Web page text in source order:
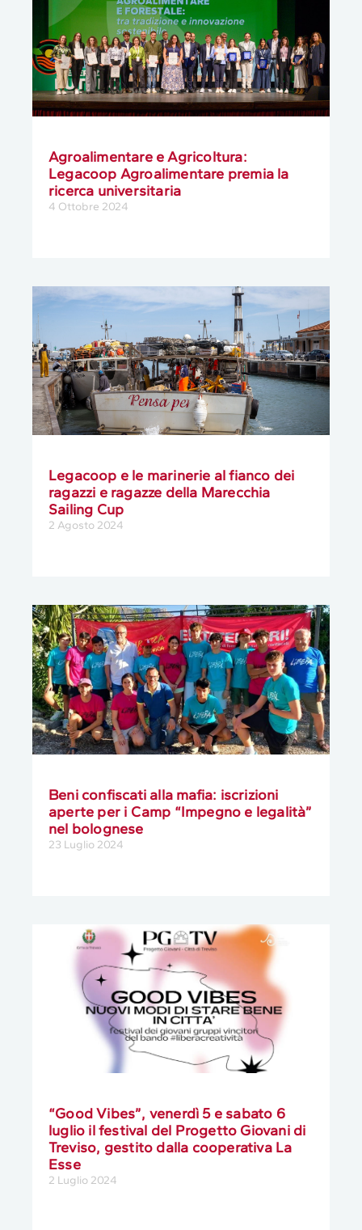
Agroalimentare e Agricoltura:
Legacoop Agroalimentare premia la
ricerca universitaria
4 Ottobre 2024
Legacoop e le marinerie al fianco dei
ragazzi e ragazze della Marecchia
Sailing Cup
2 Agosto 2024
Beni confiscati alla mafia: iscrizioni
aperte per i Camp “Impegno e legalità”
nel bolognese
23 Luglio 2024
“Good Vibes”, venerdì 5 e sabato 6
luglio il festival del Progetto Giovani di
Treviso, gestito dalla cooperativa La
Esse
2 Luglio 2024